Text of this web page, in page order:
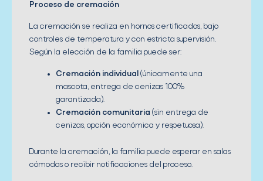
Proceso de cremación
La cremación se realiza en hornos certificados, bajo
controles de temperatura y con estricta supervisión.
Según la elección de la familia puede ser:
Cremación individual (únicamente una
mascota, entrega de cenizas 100%
garantizada).
Cremación comunitaria (sin entrega de
cenizas, opción económica y respetuosa).
Durante la cremación, la familia puede esperar en salas
cómodas o recibir notificaciones del proceso.